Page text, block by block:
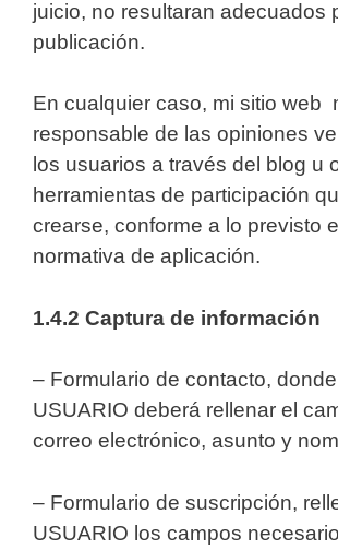
juicio, no resultaran adecuados
publicación.
En cualquier caso, mi sitio web
responsable de las opiniones
los usuarios a través del blog u
herramientas de participación
crearse, conforme a lo previsto
normativa de aplicación.
1.4.2 Captura de información
– Formulario de contacto, donde
USUARIO deberá rellenar el
correo electrónico, asunto y
– Formulario de suscripción,
USUARIO los campos